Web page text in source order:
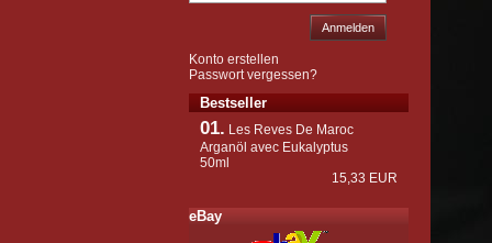
Anmelden
Konto erstellen
Passwort vergessen?
Bestseller
01. Les Reves De Maroc
Arganöl avec Eukalyptus
50ml
15,33 EUR
eBay